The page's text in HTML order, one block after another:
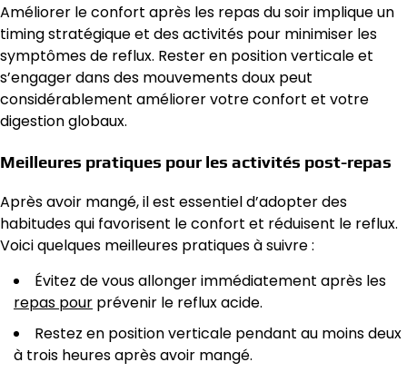
Améliorer le confort après les repas du soir implique un
timing stratégique et des activités pour minimiser les
symptômes de reflux. Rester en position verticale et
s’engager dans des mouvements doux peut
considérablement améliorer votre confort et votre
digestion globaux.
Meilleures pratiques pour les activités post-repas
Après avoir mangé, il est essentiel d’adopter des
habitudes qui favorisent le confort et réduisent le reflux.
Voici quelques meilleures pratiques à suivre :
Évitez de vous allonger immédiatement après les
repas pour prévenir le reflux acide.
Restez en position verticale pendant au moins deux
à trois heures après avoir mangé.